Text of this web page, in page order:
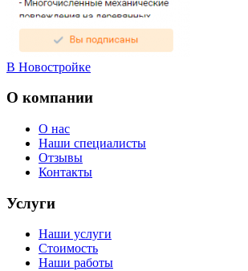
В Новостройке
О компании
О нас
Наши специалисты
Отзывы
Контакты
Услуги
Наши услуги
Стоимость
Наши работы